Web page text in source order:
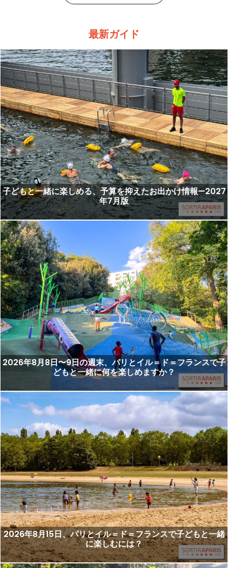
最新ガイド
子どもと一緒に楽しめる、予算を抑えたお出かけ情報—2027
年7月版
2026年8月8日〜9日の週末、パリとイル＝ド＝フランスで子
どもと一緒に何を楽しめますか？
2026年8月15日、パリとイル＝ド＝フランスで子どもと一緒
に楽しむには？